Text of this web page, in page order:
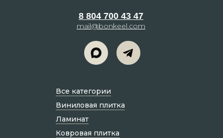
8 804 700 43 47
mail@bonkeel.com
Все категории
Виниловая плитка
Ламинат
Ковровая плитка